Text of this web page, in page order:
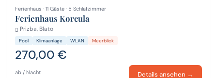
Ferienhaus · 11 Gäste · 5 Schlafzimmer
Ferienhaus Korcula
Prizba, Blato
Pool Klimaanlage WLAN Meerblick
270,00 €
ab / Nacht Details ansehen →